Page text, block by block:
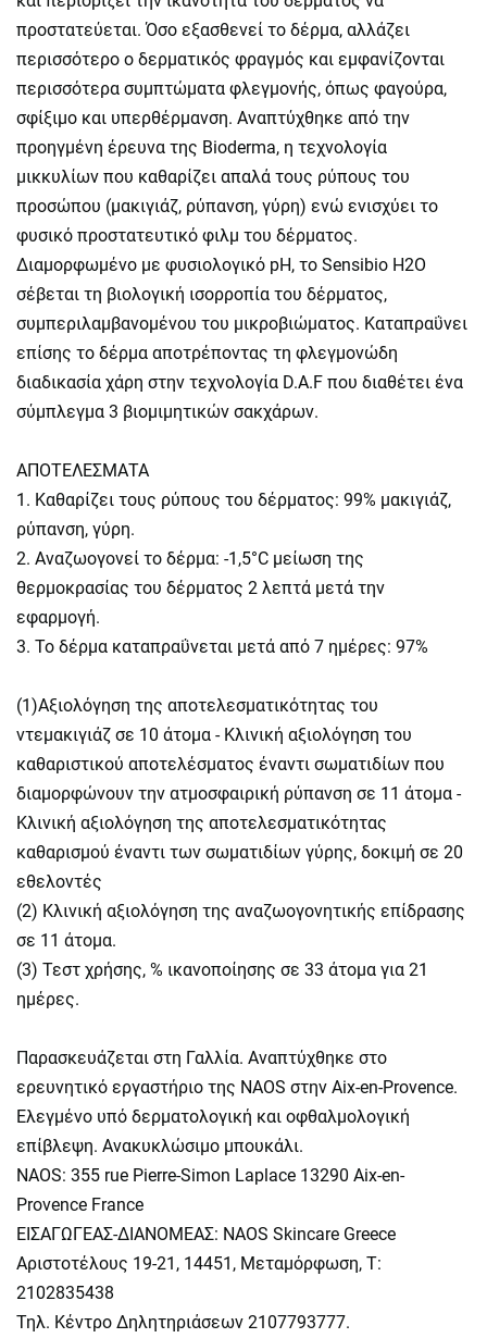
προστατεύεται. Όσο εξασθενεί το δέρμα, αλλάζει
περισσότερο ο δερματικός φραγμός και εμφανίζονται
περισσότερα συμπτώματα φλεγμονής, όπως φαγούρα,
σφίξιμο και υπερθέρμανση. Αναπτύχθηκε από την
προηγμένη έρευνα της Bioderma, η τεχνολογία
μικκυλίων που καθαρίζει απαλά τους ρύπους του
προσώπου (μακιγιάζ, ρύπανση, γύρη) ενώ ενισχύει το
φυσικό προστατευτικό φιλμ του δέρματος.
Διαμορφωμένο με φυσιολογικό pH, το Sensibio H2O
σέβεται τη βιολογική ισορροπία του δέρματος,
συμπεριλαμβανομένου του μικροβιώματος. Καταπραΰνει
επίσης το δέρμα αποτρέποντας τη φλεγμονώδη
διαδικασία χάρη στην τεχνολογία D.A.F που διαθέτει ένα
σύμπλεγμα 3 βιομιμητικών σακχάρων.
ΑΠΟΤΕΛΕΣΜΑΤΑ
1. Καθαρίζει τους ρύπους του δέρματος: 99% μακιγιάζ,
ρύπανση, γύρη.
2. Αναζωογονεί το δέρμα: -1,5°C μείωση της
θερμοκρασίας του δέρματος 2 λεπτά μετά την
εφαρμογή.
3. Το δέρμα καταπραΰνεται μετά από 7 ημέρες: 97%
(1)Αξιολόγηση της αποτελεσματικότητας του
ντεμακιγιάζ σε 10 άτομα - Κλινική αξιολόγηση του
καθαριστικού αποτελέσματος έναντι σωματιδίων που
διαμορφώνουν την ατμοσφαιρική ρύπανση σε 11 άτομα -
Κλινική αξιολόγηση της αποτελεσματικότητας
καθαρισμού έναντι των σωματιδίων γύρης, δοκιμή σε 20
εθελοντές
(2) Κλινική αξιολόγηση της αναζωογονητικής επίδρασης
σε 11 άτομα.
(3) Τεστ χρήσης, % ικανοποίησης σε 33 άτομα για 21
ημέρες.
Παρασκευάζεται στη Γαλλία. Αναπτύχθηκε στο
ερευνητικό εργαστήριο της NAOS στην Aix-en-Provence.
Ελεγμένο υπό δερματολογική και οφθαλμολογική
επίβλεψη. Ανακυκλώσιμο μπουκάλι.
NAOS: 355 rue Pierre-Simon Laplace 13290 Aix-en-
Provence France
ΕΙΣΑΓΩΓΕΑΣ-ΔΙΑΝΟΜΕΑΣ: ΝΑOS Skincare Greece
Αριστοτέλους 19-21, 14451, Μεταμόρφωση, Τ:
2102835438
Τηλ. Κέντρο Δηλητηριάσεων 2107793777.